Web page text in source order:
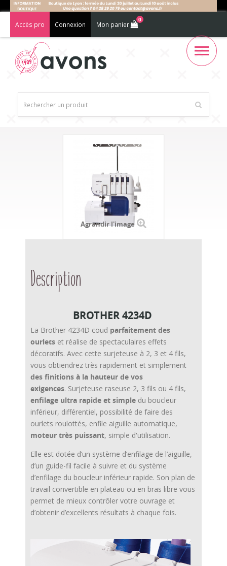
Accès pro Connexion Mon panier
0
Agrandir l'image
Description
BROTHER 4234D
La Brother 4234D coud parfaitement des
ourlets et réalise de spectaculaires effets
décoratifs. Avec cette surjeteuse à 2, 3 et 4 fils,
vous obtiendrez très rapidement et simplement
des finitions à la hauteur de vos
exigences. Surjeteuse raseuse 2, 3 fils ou 4 fils,
enfilage ultra rapide et simple du boucleur
inférieur, différentiel, possibilité de faire des
ourlets roulottés, enfile aiguille automatique,
moteur très puissant, simple d'utilisation.
Elle est dotée d’un système d’enfilage de l’aiguille,
d’un guide-fil facile à suivre et du système
d’enfilage du boucleur inférieur rapide. Son plan de
travail convertible en plateau ou en bras libre vous
permet de mieux contrôler votre ouvrage et
d’obtenir d’excellents résultats à chaque fois.